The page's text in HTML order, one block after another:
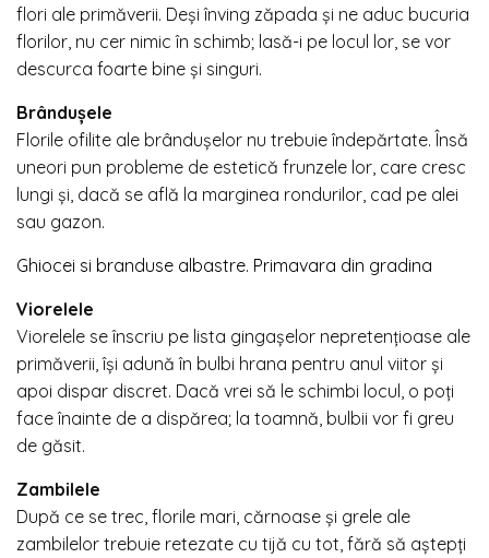
flori ale primăverii. Deși înving zăpada și ne aduc bucuria
florilor, nu cer nimic în schimb; lasă-i pe locul lor, se vor
descurca foarte bine și singuri.
Brândușele
Florile ofilite ale brândușelor nu trebuie îndepărtate. Însă
uneori pun probleme de estetică frunzele lor, care cresc
lungi și, dacă se află la marginea rondurilor, cad pe alei
sau gazon.
Ghiocei si branduse albastre. Primavara din gradina
Viorelele
Viorelele se înscriu pe lista gingașelor nepretențioase ale
primăverii, își adună în bulbi hrana pentru anul viitor și
apoi dispar discret. Dacă vrei să le schimbi locul, o poți
face înainte de a dispărea; la toamnă, bulbii vor fi greu
de găsit.
Zambilele
După ce se trec, florile mari, cărnoase și grele ale
zambilelor trebuie retezate cu tijă cu tot, fără să aștepți